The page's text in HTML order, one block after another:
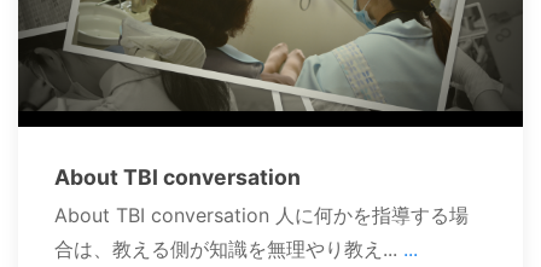
About TBI conversation
About TBI conversation 人に何かを指導する場
合は、教える側が知識を無理やり教え... ...